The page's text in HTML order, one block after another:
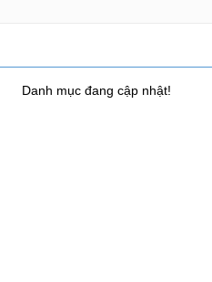
Danh mục đang cập nhật!